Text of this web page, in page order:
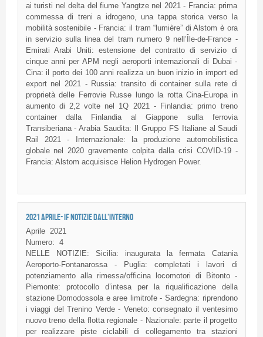
ai turisti nel delta del fiume Yangtze nel 2021 - Francia: prima
commessa di treni a idrogeno, una tappa storica verso la
mobilità sostenibile - Francia: il tram “lumière” di Alstom è ora
in servizio sulla linea del tram numero 9 nell’Île-de-France -
Emirati Arabi Uniti: estensione del contratto di servizio di
cinque anni per APM negli aeroporti internazionali di Dubai -
Cina: il porto dei 100 anni realizza un buon inizio in import ed
export nel 2021 - Russia: transito di container sulla rete di
proprietà delle Ferrovie Russe lungo la rotta Cina-Europa in
aumento di 2,2 volte nel 1Q 2021 - Finlandia: primo treno
container dalla Finlandia al Giappone sulla ferrovia
Transiberiana - Arabia Saudita: Il Gruppo FS Italiane al Saudi
Rail 2021 - Internazionale: la produzione automobilistica
globale nel 2020 gravemente colpita dalla crisi COVID-19 -
Francia: Alstom acquisisce Helion Hydrogen Power.
2021 APRILE- IF NOTIZIE DALL'INTERNO
Aprile
2021
Numero: 4
NELLE NOTIZIE: Sicilia: inaugurata la fermata Catania
Aeroporto-Fontanarossa - Puglia: completati i lavori di
potenziamento alla rimessa/officina locomotori di Bitonto -
Piemonte: protocollo d’intesa per la riqualificazione della
stazione Domodossola e aree limitrofe - Sardegna: riprendono
i viaggi del Trenino Verde - Veneto: consegnato il ventesimo
nuovo treno della flotta regionale - Nazionale: parte il progetto
per realizzare piste ciclabili di collegamento tra stazioni